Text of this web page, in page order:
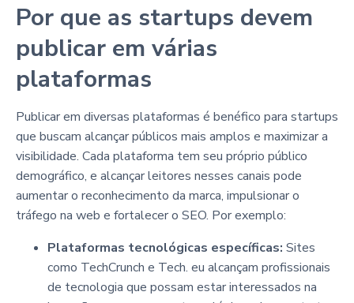
Por que as startups devem
publicar em várias
plataformas
Publicar em diversas plataformas é benéfico para startups
que buscam alcançar públicos mais amplos e maximizar a
visibilidade. Cada plataforma tem seu próprio público
demográfico, e alcançar leitores nesses canais pode
aumentar o reconhecimento da marca, impulsionar o
tráfego na web e fortalecer o SEO. Por exemplo:
Plataformas tecnológicas específicas: Sites
como TechCrunch e Tech. eu alcançam profissionais
de tecnologia que possam estar interessados na